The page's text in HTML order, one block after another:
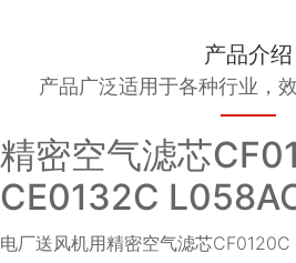
产品介绍
产品广泛适用于各种行业，
精密空气滤芯
CE0132C
电厂送风机用精密空气滤芯